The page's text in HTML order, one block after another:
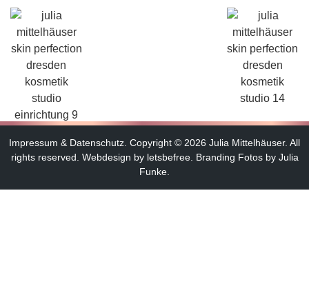
Impressum & Datenschutz Copyright © 2026 Julia Mittelhäuser. All
rights reserved. Webdesign by letsbefree. Branding Fotos by Julia
Funke.